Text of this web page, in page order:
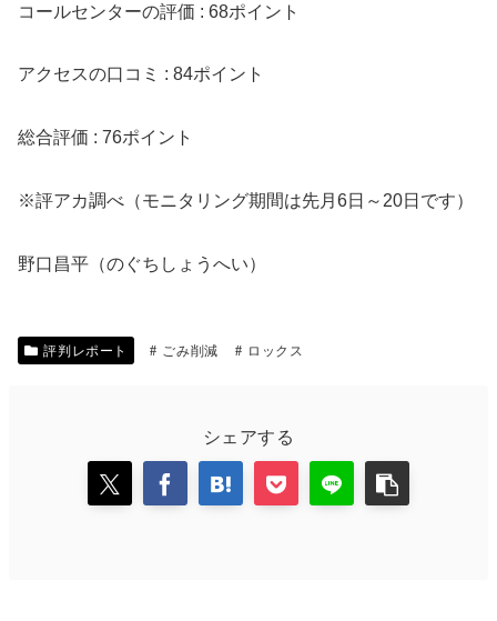
コールセンターの評価 : 68ポイント
アクセスの口コミ : 84ポイント
総合評価 : 76ポイント
※評アカ調べ（モニタリング期間は先月6日～20日です）
野口昌平（のぐちしょうへい）
評判レポート ごみ削減 ロックス
シェアする